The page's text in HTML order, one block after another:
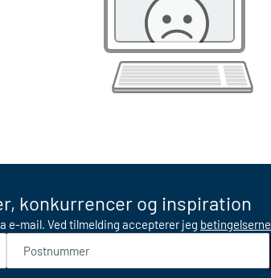
konkurrencer og inspiration
e-mail. Ved tilmelding accepterer jeg betingelserne